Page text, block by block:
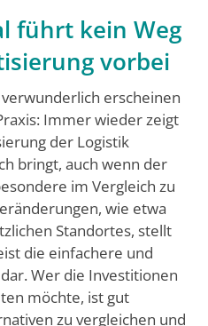
führt kein Weg
vorbei
erscheinen
Immer wieder zeigt
der Logistik
bringt, auch wenn der
im Vergleich zu
wie etwa
Standortes, stellt
die einfachere und
Wer die Investitionen
möchte, ist gut
zu vergleichen und